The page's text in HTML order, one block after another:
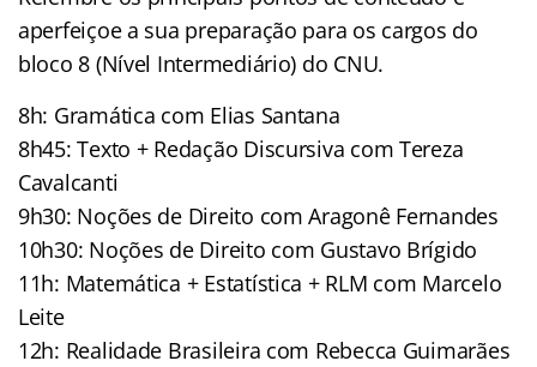
aperfeiçoe a sua preparação para os cargos do
bloco 8 (Nível Intermediário) do CNU.
8h: Gramática com Elias Santana
8h45: Texto + Redação Discursiva com Tereza
Cavalcanti
9h30: Noções de Direito com Aragonê Fernandes
10h30: Noções de Direito com Gustavo Brígido
11h: Matemática + Estatística + RLM com Marcelo
Leite
12h: Realidade Brasileira com Rebecca Guimarães